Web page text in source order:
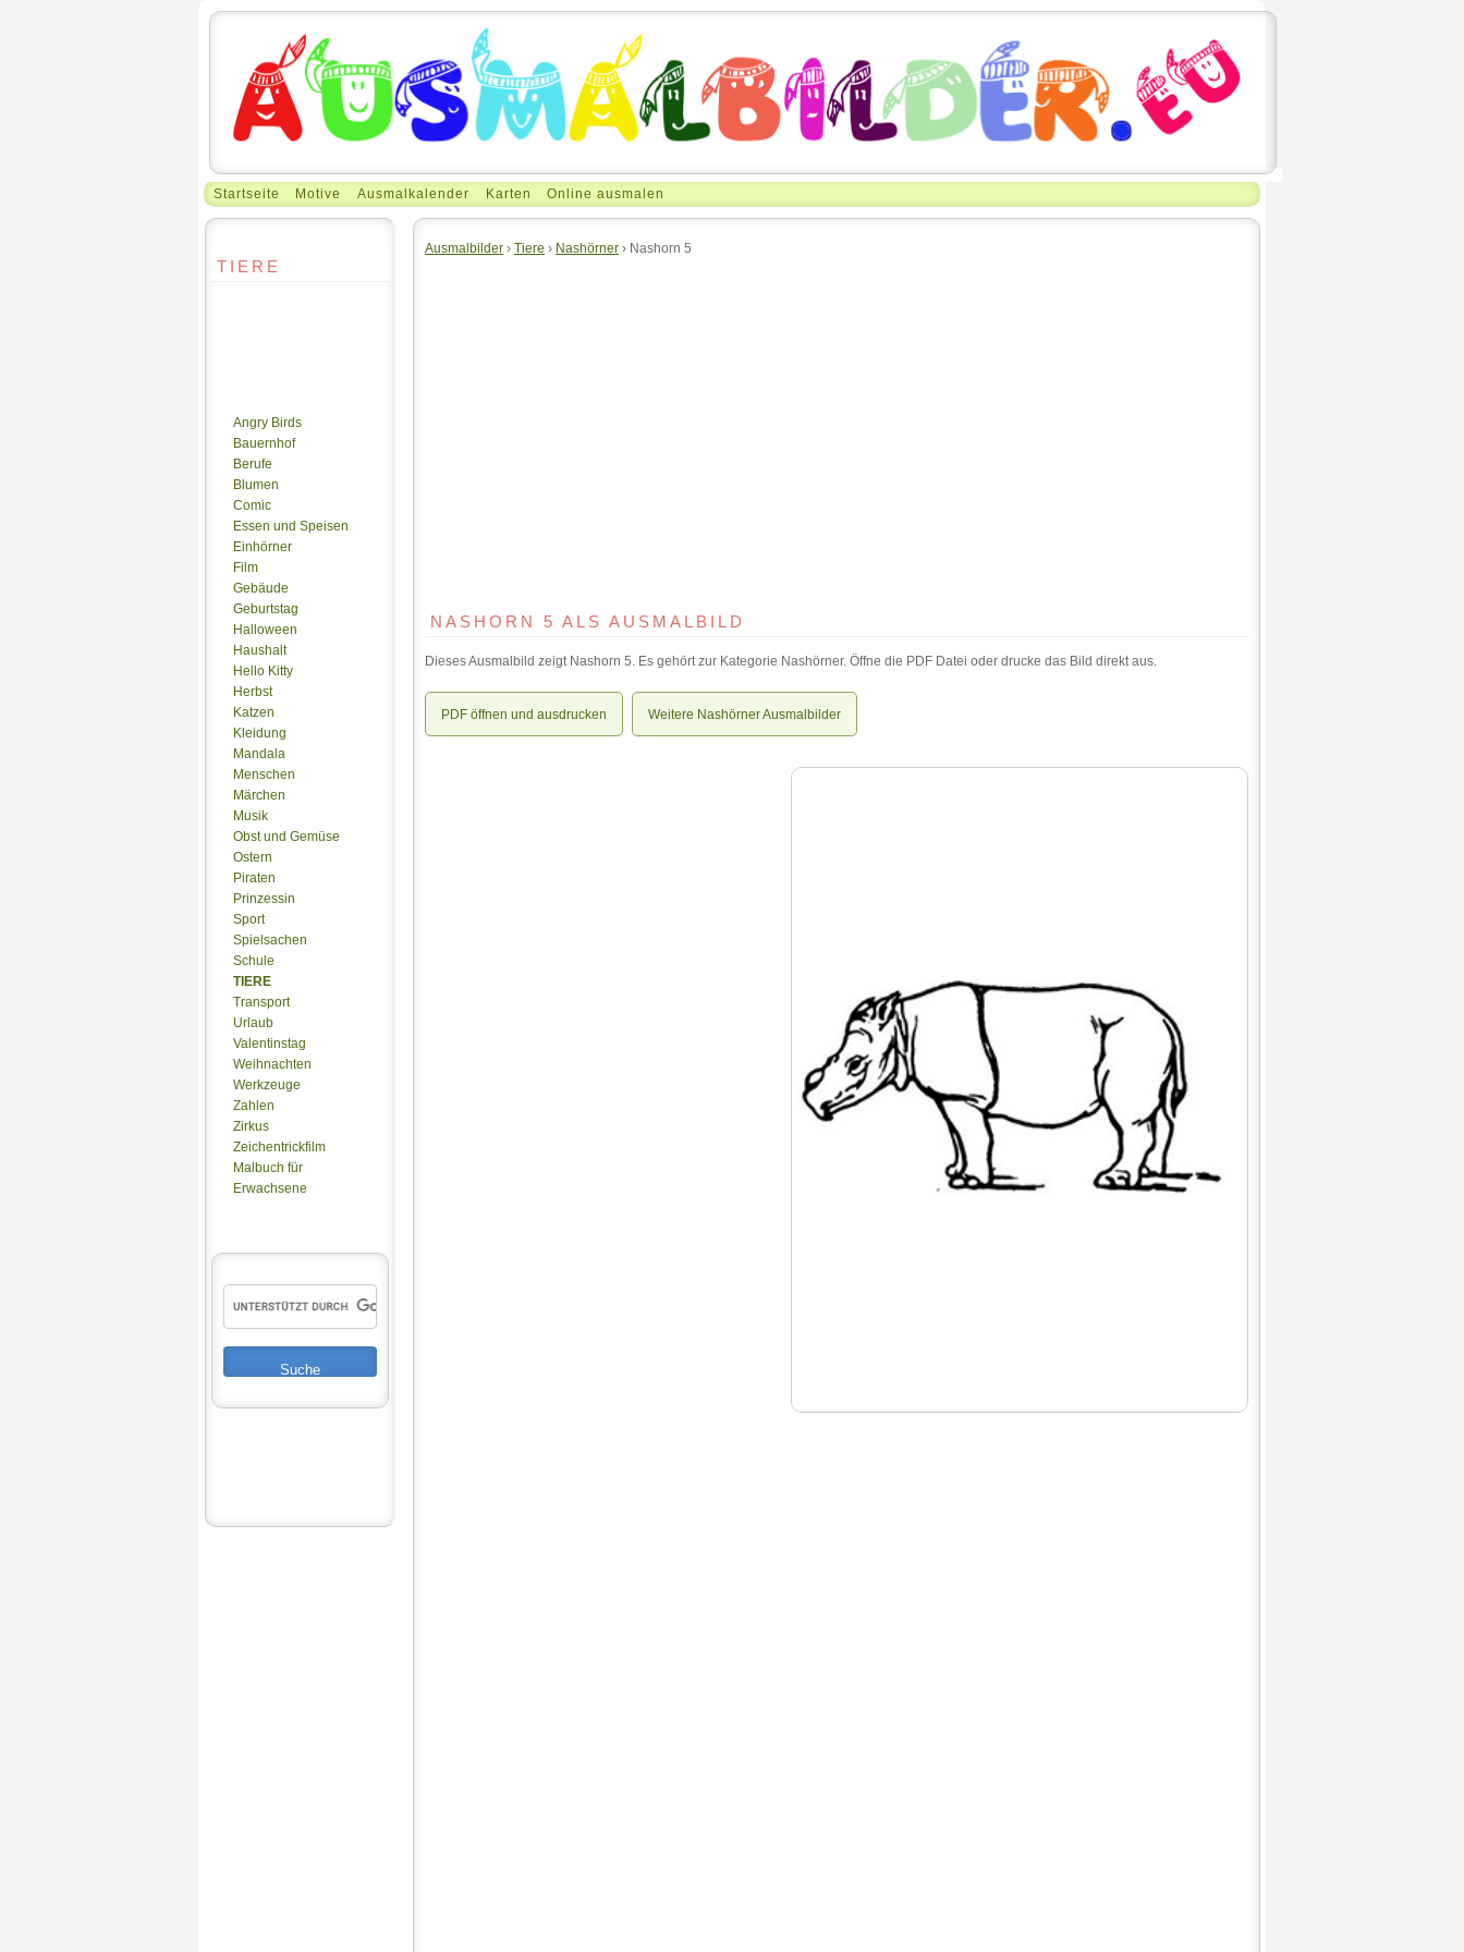
Startseite Motive Ausmalkalender Karten Online ausmalen
TIERE
Angry Birds
Bauernhof
Berufe
Blumen
Comic
Essen und Speisen
Einhörner
Film
Gebäude
Geburtstag
Halloween
Haushalt
Hello Kitty
Herbst
Katzen
Kleidung
Mandala
Menschen
Märchen
Musik
Obst und Gemüse
Ostern
Piraten
Prinzessin
Sport
Spielsachen
Schule
TIERE
Transport
Urlaub
Valentinstag
Weihnachten
Werkzeuge
Zahlen
Zirkus
Zeichentrickfilm
Malbuch für
Erwachsene
Ausmalbilder › Tiere › Nashörner › Nashorn 5
NASHORN 5 ALS AUSMALBILD
Dieses Ausmalbild zeigt Nashorn 5. Es gehört zur Kategorie Nashörner. Öffne die PDF Datei oder drucke das Bild direkt aus.
PDF öffnen und ausdrucken Weitere Nashörner Ausmalbilder